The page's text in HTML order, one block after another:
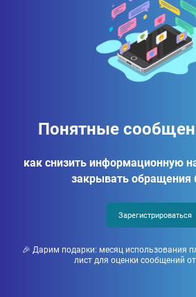
Понятные
как снизить информационную
закрывать обращения
Зарегистрироваться
🎉 Дарим подарки: месяц использования
лист для оценки сообщений от